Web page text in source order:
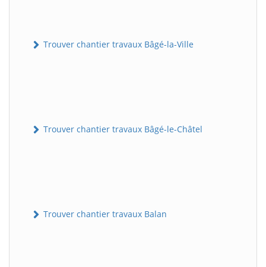
Trouver chantier travaux Bâgé-la-Ville
Trouver chantier travaux Bâgé-le-Châtel
Trouver chantier travaux Balan